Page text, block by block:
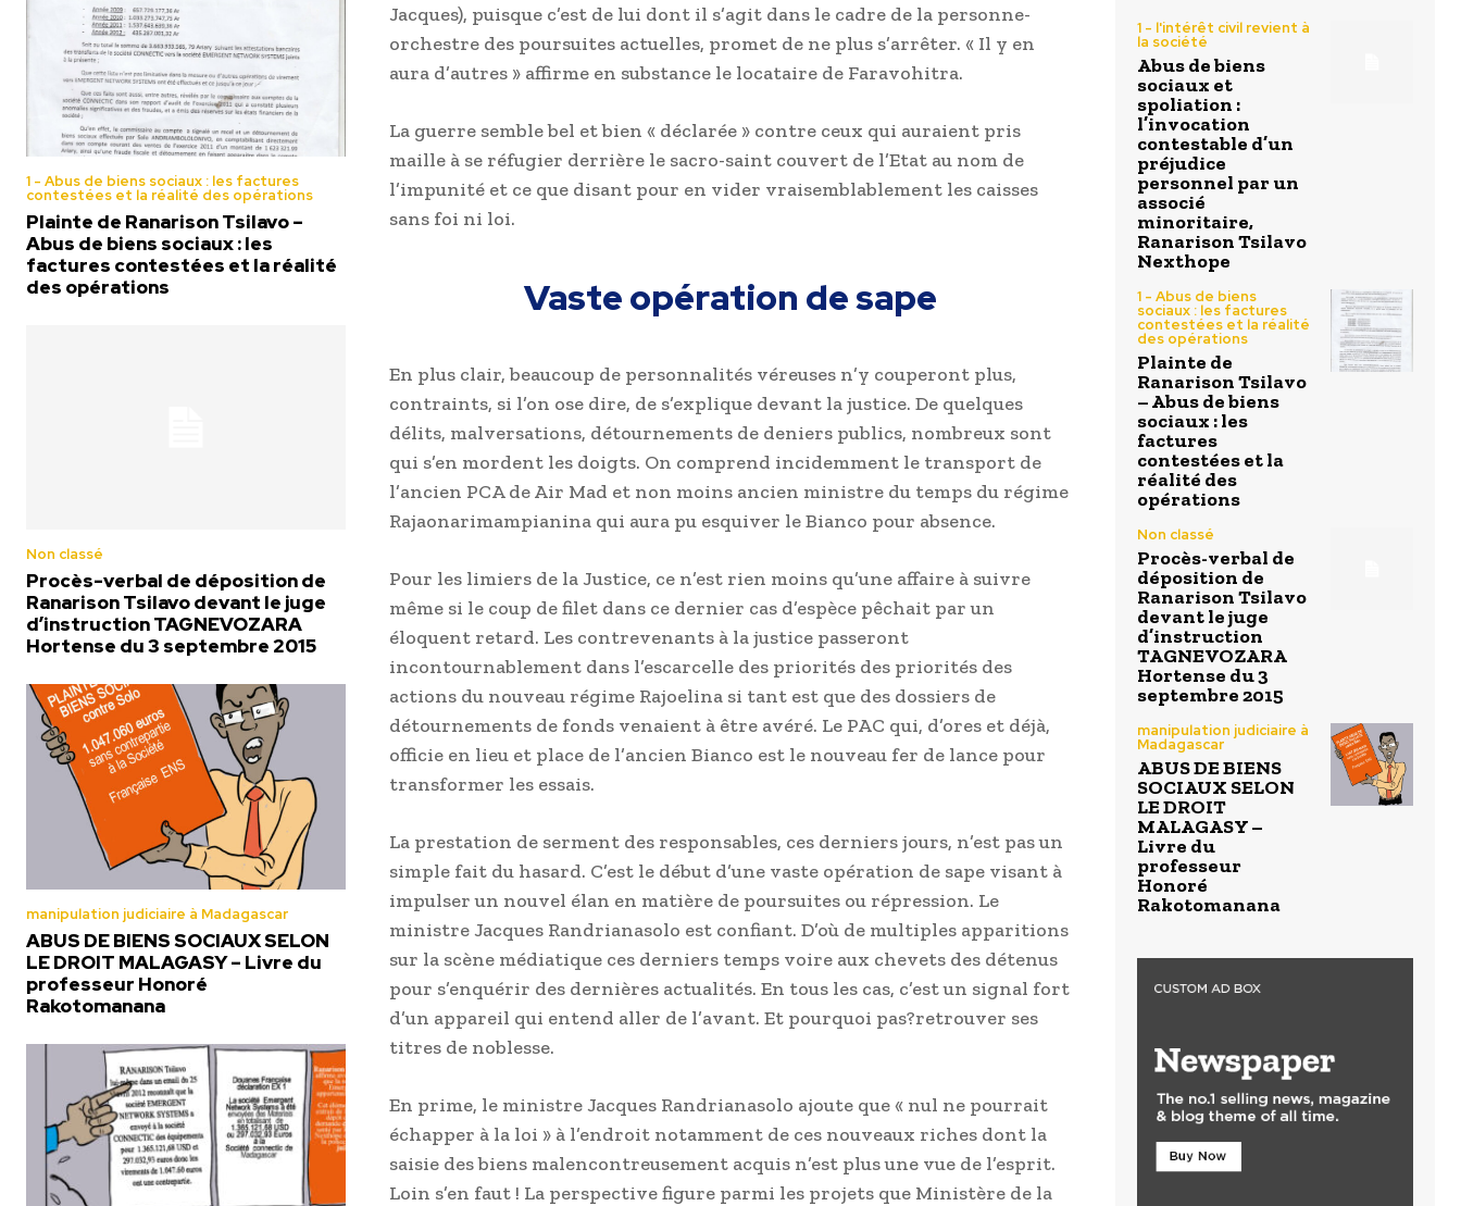
1 - Abus de biens sociaux : les factures
contestées et la réalité des opérations
Plainte de Ranarison Tsilavo –
Abus de biens sociaux : les
factures contestées et la réalité
des opérations
Non classé
Procès-verbal de déposition de
Ranarison Tsilavo devant le juge
d’instruction TAGNEVOZARA
Hortense du 3 septembre 2015
manipulation judiciaire à Madagascar
ABUS DE BIENS SOCIAUX SELON
LE DROIT MALAGASY – Livre du
professeur Honoré
Rakotomanana
Jacques), puisque c’est de lui dont il s’agit dans le cadre de la personne-
orchestre des poursuites actuelles, promet de ne plus s’arrêter. « Il y en
aura d’autres » affirme en substance le locataire de Faravohitra.
La guerre semble bel et bien « déclarée » contre ceux qui auraient pris
maille à se réfugier derrière le sacro-saint couvert de l’Etat au nom de
l’impunité et ce que disant pour en vider vraisemblablement les caisses
sans foi ni loi.
Vaste opération de sape
En plus clair, beaucoup de personnalités véreuses n’y couperont plus,
contraints, si l’on ose dire, de s’explique devant la justice. De quelques
délits, malversations, détournements de deniers publics, nombreux sont
qui s’en mordent les doigts. On comprend incidemment le transport de
l’ancien PCA de Air Mad et non moins ancien ministre du temps du régime
Rajaonarimampianina qui aura pu esquiver le Bianco pour absence.
Pour les limiers de la Justice, ce n’est rien moins qu’une affaire à suivre
même si le coup de filet dans ce dernier cas d’espèce pêchait par un
éloquent retard. Les contrevenants à la justice passeront
incontournablement dans l’escarcelle des priorités des priorités des
actions du nouveau régime Rajoelina si tant est que des dossiers de
détournements de fonds venaient à être avéré. Le PAC qui, d’ores et déjà,
officie en lieu et place de l’ancien Bianco est le nouveau fer de lance pour
transformer les essais.
La prestation de serment des responsables, ces derniers jours, n’est pas un
simple fait du hasard. C’est le début d’une vaste opération de sape visant à
impulser un nouvel élan en matière de poursuites ou répression. Le
ministre Jacques Randrianasolo est confiant. D’où de multiples apparitions
sur la scène médiatique ces derniers temps voire aux chevets des détenus
pour s’enquérir des dernières actualités. En tous les cas, c’est un signal fort
d’un appareil qui entend aller de l’avant. Et pourquoi pas?retrouver ses
titres de noblesse.
En prime, le ministre Jacques Randrianasolo ajoute que « nul ne pourrait
échapper à la loi » à l’endroit notamment de ces nouveaux riches dont la
saisie des biens malencontreusement acquis n’est plus une vue de l’esprit.
Loin s’en faut ! La perspective figure parmi les projets que Ministère de la
1 - l'intérêt civil revient à
la société
Abus de biens
sociaux et
spoliation :
l’invocation
contestable d’un
préjudice
personnel par un
associé
minoritaire,
Ranarison Tsilavo
Nexthope
1 - Abus de biens
sociaux : les factures
contestées et la réalité
des opérations
Plainte de
Ranarison Tsilavo
– Abus de biens
sociaux : les
factures
contestées et la
réalité des
opérations
Non classé
Procès-verbal de
déposition de
Ranarison Tsilavo
devant le juge
d’instruction
TAGNEVOZARA
Hortense du 3
septembre 2015
manipulation judiciaire à
Madagascar
ABUS DE BIENS
SOCIAUX SELON
LE DROIT
MALAGASY –
Livre du
professeur
Honoré
Rakotomanana